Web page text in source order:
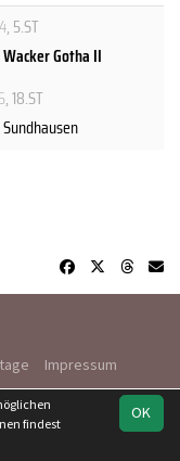
, 5.ST
Wacker Gotha II
, 18.ST
Sundhausen
Impressum
OK
findest